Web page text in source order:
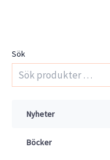
Sök
Nyheter
Böcker